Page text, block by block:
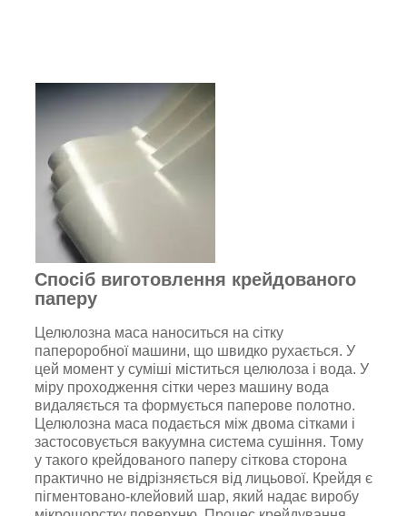
Спосіб виготовлення крейдованого
паперу
Целюлозна маса наноситься на сітку
папероробної машини, що швидко рухається. У
цей момент у суміші міститься целюлоза і вода. У
міру проходження сітки через машину вода
видаляється та формується паперове полотно.
Целюлозна маса подається між двома сітками і
застосовується вакуумна система сушіння. Тому
у такого крейдованого паперу сіткова сторона
практично не відрізняється від лицьової. Крейдя є
пігментовано-клейовий шар, який надає виробу